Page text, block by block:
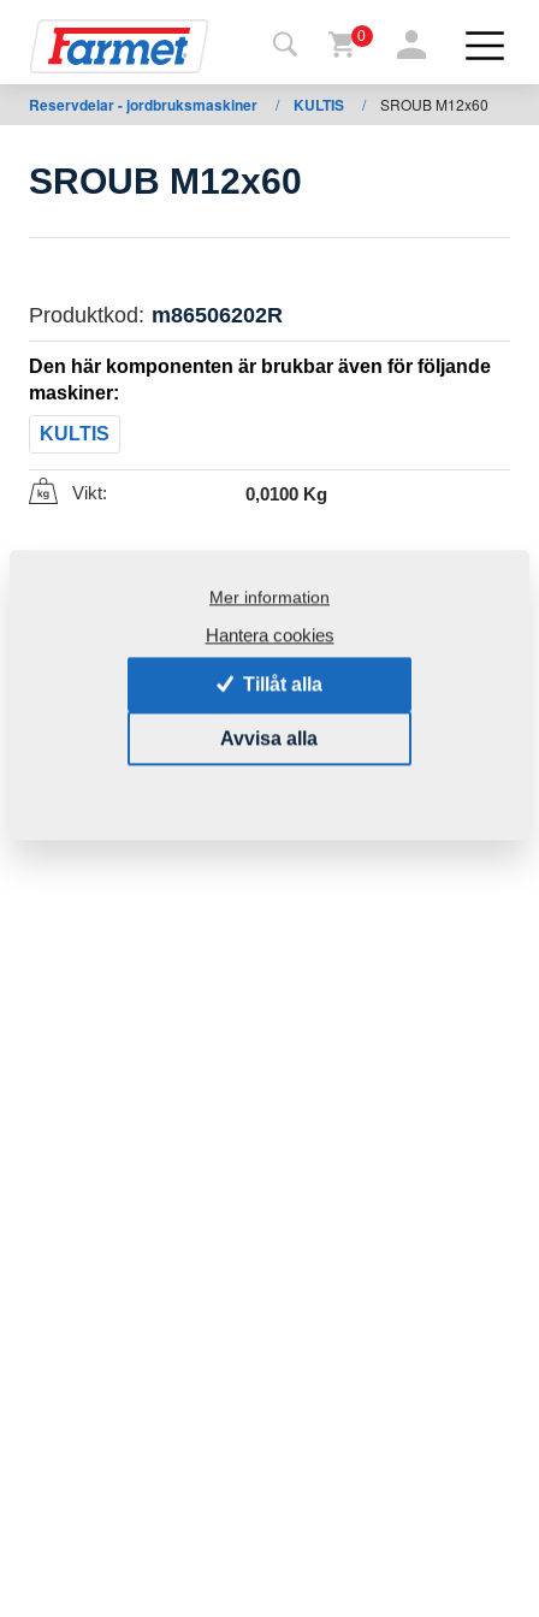
shop
Mina
maskiner
För
nedladdning
0
Reservdelar - jordbruksmaskiner / KULTIS / SROUB M12x60
SROUB M12x60
Produktkod: m86506202R
Den här komponenten är brukbar även för följande
maskiner:
KULTIS
Vikt: 0,0100 Kg
Mer information
Hantera cookies
Tillåt alla
Avvisa alla